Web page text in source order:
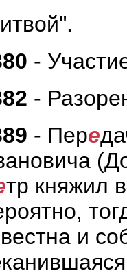
-
-
- Пере
тр княжил
и